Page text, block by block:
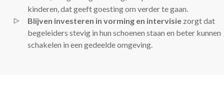
kinderen, dat geeft goesting om verder te gaan.
Blijven investeren in vorming en intervisie zorgt dat
begeleiders stevig in hun schoenen staan en beter kunnen
schakelen in een gedeelde omgeving.